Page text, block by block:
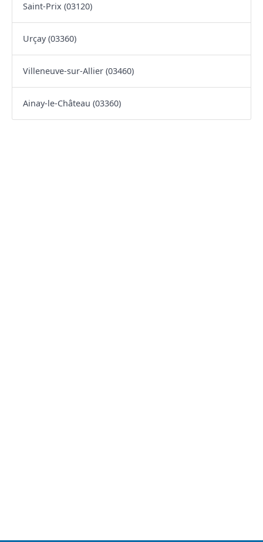
Saint-Prix (03120)
Urçay (03360)
Villeneuve-sur-Allier (03460)
Ainay-le-Château (03360)